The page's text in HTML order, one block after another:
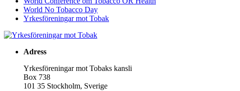
World No Tobacco Day
Yrkesföreningar mot Tobak
Adress
Yrkesföreningar mot Tobaks kansli
Box 738
101 35 Stockholm, Sverige